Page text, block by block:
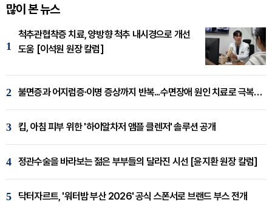
많이 본 뉴스
1
척추관협착증 치료, 양방향 척추 내시경으로 개선
도움 [이석원 원장 칼럼]
2 불면증과 어지럼증·이명 증상까지 반복...수면장애 원인 치료로 극복해야
3 킵, 아침 피부 위한 '하이알차저 앰플 클렌저' 솔루션 공개
4 정관수술을 바라보는 젊은 부부들의 달라진 시선 [윤지환 원장 칼럼]
5 닥터자르트, '워터밤 부산 2026' 공식 스폰서로 브랜드 부스 전개